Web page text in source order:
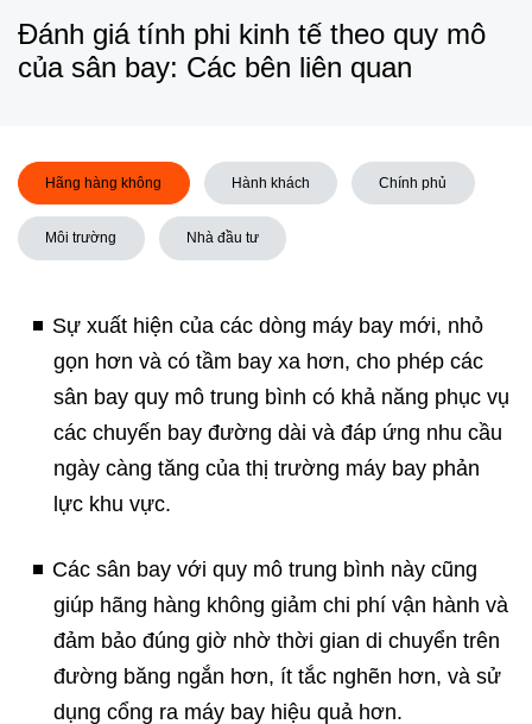
Đánh giá tính phi kinh tế theo quy mô
của sân bay: Các bên liên quan​
Hãng hàng không​ Hành khách​ Chính phủ​
Môi trường Nhà đầu tư
Sự xuất hiện của các dòng máy bay mới, nhỏ
gọn hơn và có tầm bay xa hơn, cho phép các
sân bay quy mô trung bình có khả năng phục vụ
các chuyến bay đường dài và đáp ứng nhu cầu
ngày càng tăng của thị trường máy bay phản
lực khu vực.​
Các sân bay với quy mô trung bình này cũng
giúp hãng hàng không giảm chi phí vận hành và
đảm bảo đúng giờ nhờ thời gian di chuyển trên
đường băng ngắn hơn, ít tắc nghẽn hơn, và sử
dụng cổng ra máy bay hiệu quả hơn.​